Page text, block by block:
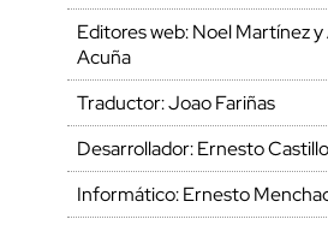
Editores web: Noel Martínez
Acuña
Traductor: Joao Fariñas
Desarrollador: Ernesto Castillo
Informático: Ernesto